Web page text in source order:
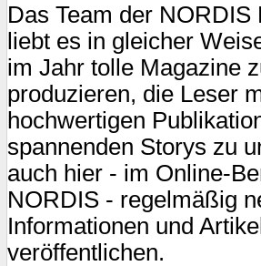
Das Team der NORDIS
liebt es in gleicher
im Jahr tolle Magazine
produzieren, die Leser
hochwertigen
spannenden Storys zu
auch hier - im Online-
NORDIS - regelmäßig
Informationen und
veröffentlichen.